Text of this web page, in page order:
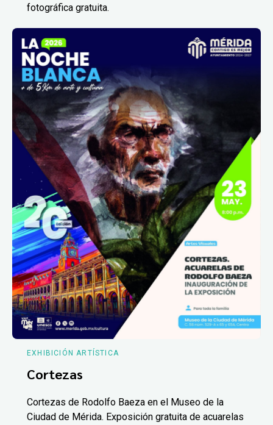
fotográfica gratuita.
EXHIBICIÓN ARTÍSTICA
Cortezas
Cortezas de Rodolfo Baeza en el Museo de la
Ciudad de Mérida. Exposición gratuita de acuarelas